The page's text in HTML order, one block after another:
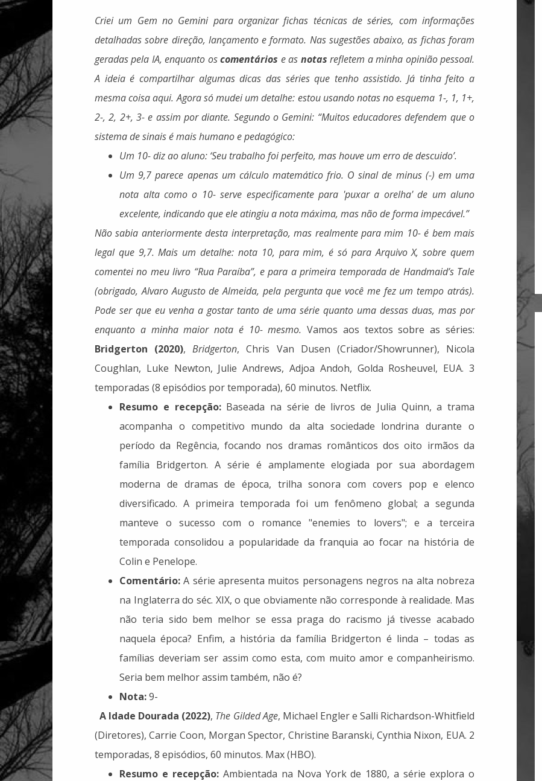
Criei um Gem no Gemini para organizar fichas técnicas de séries, com informações
detalhadas sobre direção, lançamento e formato. Nas sugestões abaixo, as fichas foram
geradas pela IA, enquanto oscomentários e as notas refletem a minha opinião pessoal.
A ideia é compartilhar algumas dicas das séries que tenho assistido. Já tinha feito a
mesma coisa aqui. Agora só mudei um detalhe: estou usando notas no esquema 1-, 1, 1+,
2-, 2, 2+, 3- e assim por diante. Segundo o Gemini: “Muitos educadores defendem que o
sistema de sinais é mais humano e pedagógico:
Um 10- diz ao aluno: ‘Seu trabalho foi perfeito, mas houve um erro de descuido’.
Um 9,7 parece apenas um cálculo matemático frio. O sinal de minus (-) em uma
nota alta como o 10- serve especificamente para 'puxar a orelha' de um aluno
excelente, indicando que ele atingiu a nota máxima, mas não de forma impecável.”
Não sabia anteriormente desta interpretação, mas realmente para mim 10- é bem mais
legal que 9,7. Mais um detalhe: nota 10, para mim, é só para Arquivo X, sobre quem
comentei no meu livro “Rua Paraíba”, e para a primeira temporada de Handmaid’s Tale
(obrigado, Alvaro Augusto de Almeida, pela pergunta que você me fez um tempo atrás).
Pode ser que eu venha a gostar tanto de uma série quanto uma dessas duas, mas por
enquanto a minha maior nota é 10- mesmo. Vamos aos textos sobre as séries:
Bridgerton (2020),Bridgerton, Chris Van Dusen (Criador/Showrunner), Nicola
Coughlan, Luke Newton, Julie Andrews, Adjoa Andoh, Golda Rosheuvel, EUA. 3
temporadas (8 episódios por temporada), 60 minutos. Netflix.
Resumo e recepção:Baseada na série de livros de Julia Quinn, a trama
acompanha o competitivo mundo da alta sociedade londrina durante o
período da Regência, focando nos dramas românticos dos oito irmãos da
família Bridgerton. A série é amplamente elogiada por sua abordagem
moderna de dramas de época, trilha sonora com covers pop e elenco
diversificado. A primeira temporada foi um fenômeno global; a segunda
manteve o sucesso com o romance "enemies to lovers"; e a terceira
temporada consolidou a popularidade da franquia ao focar na história de
Colin e Penelope.
Comentário: A série apresenta muitos personagens negros na alta nobreza
na Inglaterra do séc. XIX, o que obviamente não corresponde à realidade. Mas
não teria sido bem melhor se essa praga do racismo já tivesse acabado
naquela época? Enfim, a história da família Bridgerton é linda – todas as
famílias deveriam ser assim como esta, com muito amor e companheirismo.
Seria bem melhor assim também, não é?
Nota:9-
A Idade Dourada (2022), The Gilded Age, Michael Engler e Salli Richardson-Whitfield
(Diretores), Carrie Coon, Morgan Spector, Christine Baranski, Cynthia Nixon, EUA. 2
temporadas, 8 episódios, 60 minutos. Max (HBO).
Resumo e recepção:Ambientada na Nova York de 1880, a série explora o